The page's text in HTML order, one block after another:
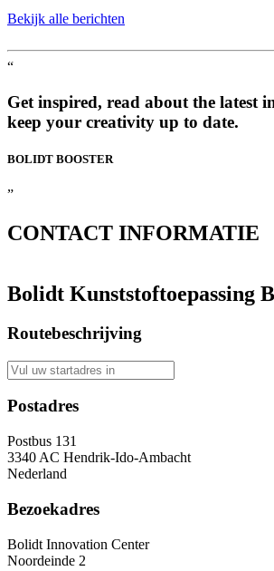
Bekijk alle berichten
“
Get inspired, read about the latest
keep your creativity up to date.
BOLIDT BOOSTER
”
CONTACT INFORMATIE
Bolidt Kunststoftoepassing
Routebeschrijving
Postadres
Postbus 131
3340 AC Hendrik-Ido-Ambacht
Nederland
Bezoekadres
Bolidt Innovation Center
Noordeinde 2